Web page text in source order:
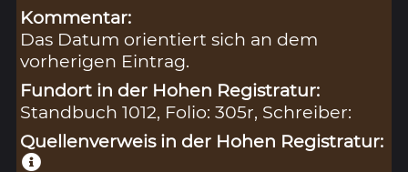
Kommentar:
Das Datum orientiert sich an dem
vorherigen Eintrag.
Fundort in der Hohen Registratur:
Standbuch 1012, Folio: 305r, Schreiber:
Quellenverweis in der Hohen Registratur: